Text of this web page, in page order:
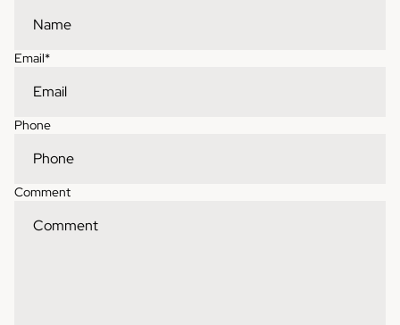
Email*
Phone
Comment